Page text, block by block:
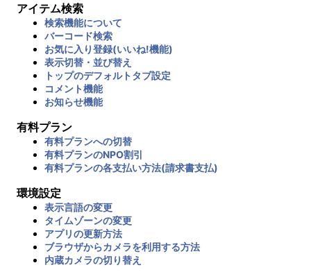
アイテム検索
検索機能について
バーコード検索
お気に入り登録(いいね!機能)
表示切替・並び替え
トップのデフォルトタブ設定
コメント機能
お知らせ機能
有料プラン
有料プランへの切替
有料プランのNPO割引
有料プランの各支払い方法(請求書支払)
環境設定
表示言語の変更
タイムゾーンの変更
アプリの更新方法
ブラウザからカメラを利用する方法
内蔵カメラの切り替え